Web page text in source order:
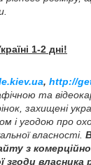
1-2 дні!
, http://
та
захищені
і угодою про
власності.
з
згоди власника